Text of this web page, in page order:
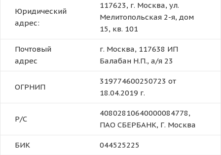
Юридический
адрес:
117623, г. Москва, ул.
Мелитопольская 2-я, дом
15, кв. 101
Почтовый
адрес
г. Москва, 117638 ИП
Балабан Н.П., а/я 23
ОГРНИП
319774600250723 от
18.04.2019 г.
Р/С
40802810640000084778,
ПАО СБЕРБАНК, Г. Москва
БИК 044525225